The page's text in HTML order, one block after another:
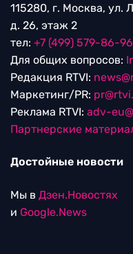
115280, г. Москва, ул.
д. 26, этаж 2
тел: +7 (499) 579-86-96
Для общих вопросов:
Редакция RTVI:
Маркетинг/PR:
Реклама RTVI: adv-
Партнерские
Достойные новости
Мы в Дзен.Новостях
и Google.News